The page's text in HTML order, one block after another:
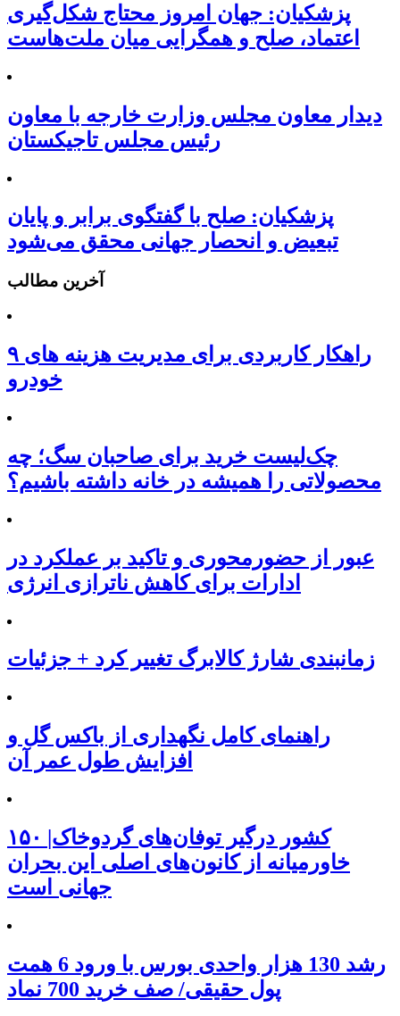
پزشکیان: جهان امروز محتاج شکل‌گیری
اعتماد، صلح و همگرایی میان ملت‌هاست
دیدار معاون مجلس وزارت خارجه با معاون
رئیس مجلس تاجیکستان
پزشکیان: صلح با گفتگوی برابر و پایان
تبعیض و انحصار جهانی محقق می‌شود
آخرین مطالب
۹ راهکار کاربردی برای مدیریت هزینه های
خودرو
چک‌لیست خرید برای صاحبان سگ؛ چه
محصولاتی را همیشه در خانه داشته باشیم؟
عبور از حضورمحوری و تاکید بر عملکرد در
ادارات برای کاهش ناترازی انرژی
زمانبندی شارژ کالابرگ تغییر کرد + جزئیات
راهنمای کامل نگهداری از باکس گل و
افزایش طول عمر آن
۱۵۰ کشور درگیر توفان‌های گردوخاک|
خاورمیانه از کانون‌های اصلی این بحران
جهانی است
رشد 130 هزار واحدی بورس با ورود 6 همت
پول حقیقی/ صف خرید 700 نماد